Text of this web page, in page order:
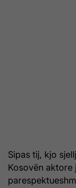
Sipas tij, kjo
Kosovën aktore